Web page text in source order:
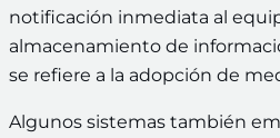
notificación inmediata al
almacenamiento de
se refiere a la adopción de
Algunos sistemas también